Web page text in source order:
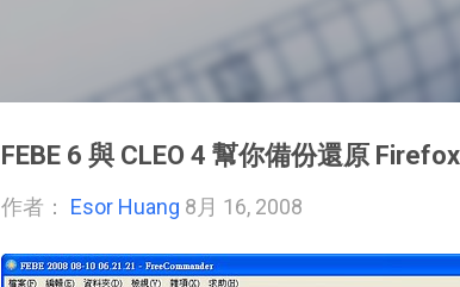
FEBE 6 與 CLEO 4 幫你備份還原
作者： Esor Huang 8月 16, 2008